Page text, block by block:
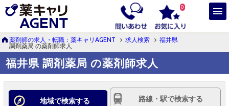
0
薬剤師の求人・転職：薬キャリAGENT 求人検索
福井県
調剤薬局 の薬剤師求人
福井県 調剤薬局 の薬剤師求人
地域で検索する 路線・駅で検索する